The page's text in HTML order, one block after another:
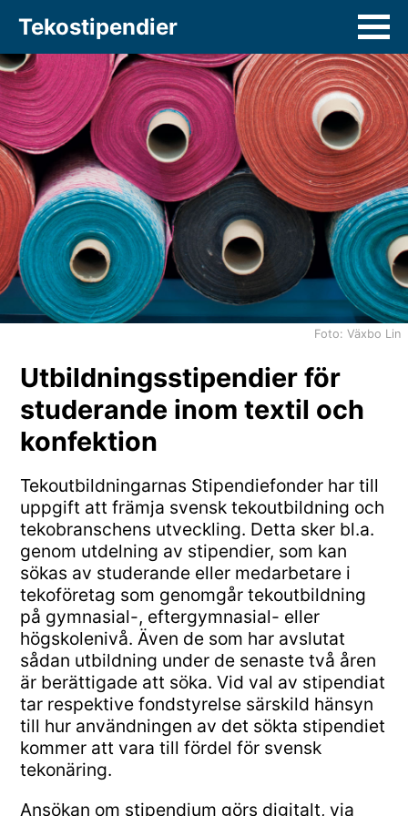
Tekostipendier
Om Stipendiefonderna
Ansökan
FAQ
Kontakt
Foto: Växbo Lin
Utbildningsstipendier för
studerande inom textil och
konfektion
Tekoutbildningarnas Stipendiefonder har till
uppgift att främja svensk tekoutbildning och
tekobranschens utveckling. Detta sker bl.a.
genom utdelning av stipendier, som kan
sökas av studerande eller medarbetare i
tekoföretag som genomgår tekoutbildning
på gymnasial-, eftergymnasial- eller
högskolenivå. Även de som har avslutat
sådan utbildning under de senaste två åren
är berättigade att söka. Vid val av stipendiat
tar respektive fondstyrelse särskild hänsyn
till hur användningen av det sökta stipendiet
kommer att vara till fördel för svensk
tekonäring.
Ansökan om stipendium görs digitalt, via